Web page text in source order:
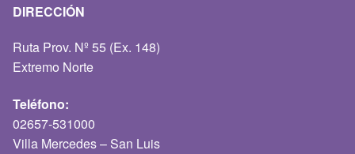
DIRECCIÓN
Ruta Prov. Nº 55 (Ex. 148)
Extremo Norte
Teléfono:
02657-531000
Villa Mercedes – San Luis